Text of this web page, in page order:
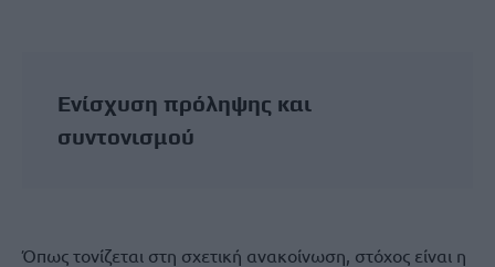
Ενίσχυση πρόληψης και
συντονισμού
Όπως τονίζεται στη σχετική ανακοίνωση, στόχος είναι η